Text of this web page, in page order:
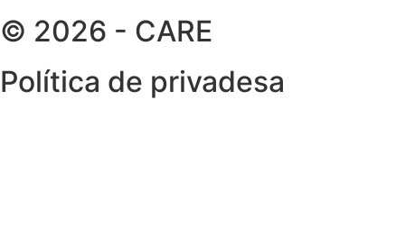
© 2026 - CARE
Política de privadesa